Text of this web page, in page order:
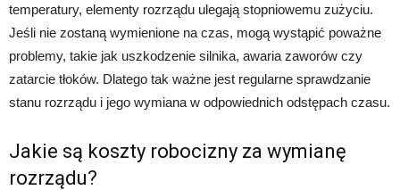
temperatury, elementy rozrządu ulegają stopniowemu zużyciu.
Jeśli nie zostaną wymienione na czas, mogą wystąpić poważne
problemy, takie jak uszkodzenie silnika, awaria zaworów czy
zatarcie tłoków. Dlatego tak ważne jest regularne sprawdzanie
stanu rozrządu i jego wymiana w odpowiednich odstępach czasu.
Jakie są koszty robocizny za wymianę
rozrządu?